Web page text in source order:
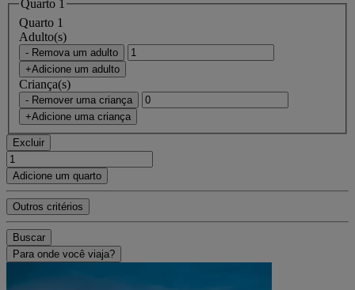
Quarto 1
Quarto 1
Adulto(s)
- Remova um adulto
+Adicione um adulto
Criança(s)
- Remover uma criança
+Adicione uma criança
Excluir
Adicione um quarto
Outros critérios
Buscar
Para onde você viaja?